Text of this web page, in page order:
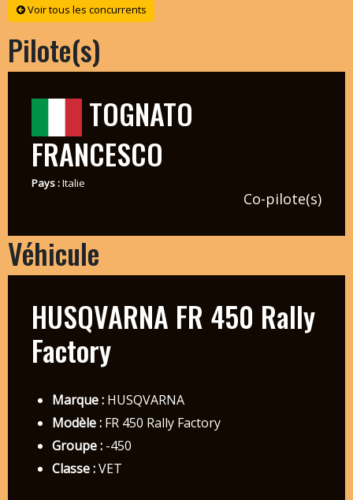
Voir tous les concurrents
Pilote(s)
TOGNATO
FRANCESCO
Pays :Italie
Co-pilote(s)
Véhicule
HUSQVARNA FR 450 Rally
Factory
Marque :HUSQVARNA
Modèle :FR 450 Rally Factory
Groupe :-450
Classe :VET